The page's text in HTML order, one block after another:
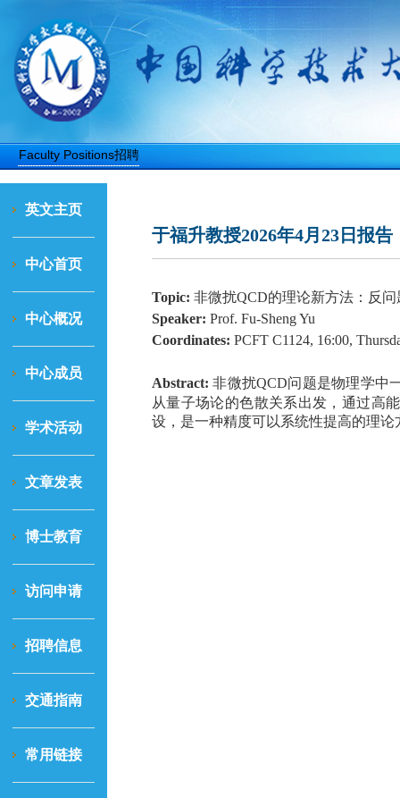
Faculty Positions招聘
英文主页
中心首页
中心概况
中心成员
学术活动
文章发表
博士教育
访问申请
招聘信息
交通指南
常用链接
于福升教授2026年4月23日报告
Topic: 非微扰QCD的理论新方法：反问
Speaker: Prof. Fu-Sheng Yu
Coordinates: PCFT C1124, 16:00,
Abstract: 非微扰QCD问题是物理学中
从量子场论的色散关系出发，通过高
设，是一种精度可以系统性提高的理